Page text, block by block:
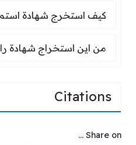
كيف استخرج
كيف استخرج شهادة
من اين استخراج
من اين استخراج شهادة
Citations
Share on ...